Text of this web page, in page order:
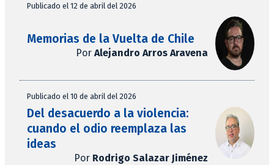
Publicado el 12 de abril del 2026
Memorias de la Vuelta de Chile
Por Alejandro Arros Aravena
Publicado el 10 de abril del 2026
Del desacuerdo a la violencia:
cuando el odio reemplaza las
ideas
Por Rodrigo Salazar Jiménez